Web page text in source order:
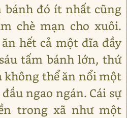
bánh đó ít nhất cũng
chè mạn cho xuôi.
hết cả một đĩa đầy
tấm bánh lớn, thứ
không thể ăn nổi một
ngao ngán. Cái sự
trong xã như một